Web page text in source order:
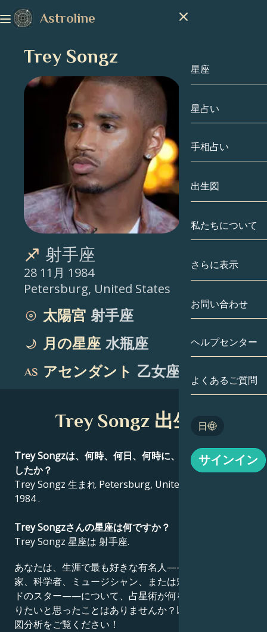
Astroline
星座
星座
山羊座
魚座
牡羊座
牡牛座
蟹座
獅子座
乙女座
射手座
星占い
手相占い
出生図
出生図
有名人
アストロカー
私たちについて
さらに表示
相性
タロット
エンジェルナ
お問い合わせ
ヘルプセンター
よくあるご質問
日
English
サインイン
Trey Songz
射手座
28 11月 1984
Petersburg, United States
太陽宮 射手座
月の星座 水瓶座
アセンダント 乙女座
Trey Songz 出生図
Trey Songzは、何時、何日、何時に、どこで生まれま
したか？
Trey Songz 生まれ Petersburg, United States 28 11月
1984 .
Trey Songzさんの星座は何ですか？
Trey Songz 星座は 射手座.
あなたは、生涯で最も好きな有名人——政治家、発明
家、科学者、ミュージシャン、または魅力的なハリウッ
ドのスター——について、占星術が何を語っているか知
りたいと思ったことはありませんか？以下の詳細な出生
図分析をご覧ください！